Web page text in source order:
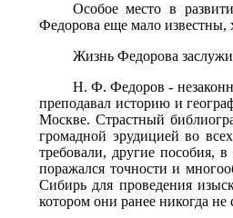
Особое место в
Федорова еще мало известны,
Жизнь Федорова
Н. Ф. Федоров -
преподавал историю и
Москве. Страстный
громадной эрудицией во
требовали, другие пособия,
поражался точности и
Сибирь для проведения
котором они ранее никогда